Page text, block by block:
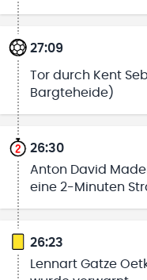
27:09
Tor durch Kent
Bargteheide)
26:30
Anton David
eine 2-Minuten
26:23
Lennart Gatze